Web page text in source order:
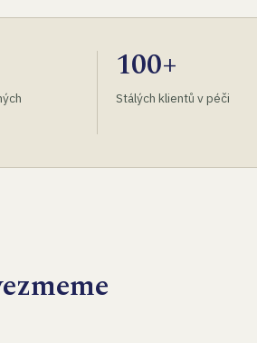
100+
Stálých klientů v péči